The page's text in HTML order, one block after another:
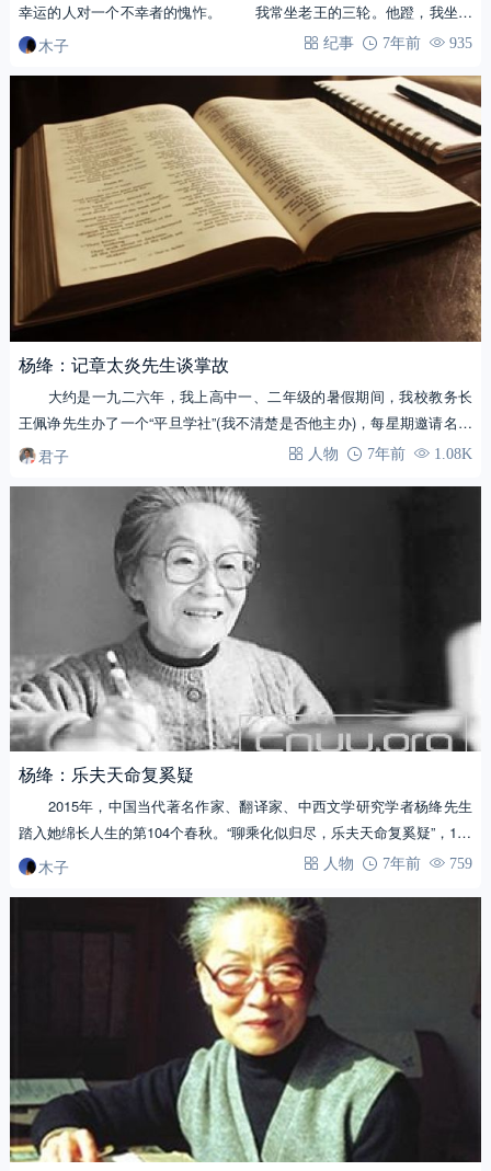
幸运的人对一个不幸者的愧怍。 我常坐老王的三轮。他蹬，我坐，
一路上我…
木子 纪事 7年前 935
杨绛：记章太炎先生谈掌故
大约是一九二六年，我上高中一、二年级的暑假期间，我校教务长
王佩诤先生办了一个“平旦学社”(我不清楚是否他主办)，每星期邀请名人
讲学。我参与了…
君子 人物 7年前 1.08K
杨绛：乐夫天命复奚疑
2015年，中国当代著名作家、翻译家、中西文学研究学者杨绛先生
踏入她绵长人生的第104个春秋。“聊乘化似归尽，乐夫天命复奚疑”，104
番春秋…
木子 人物 7年前 759